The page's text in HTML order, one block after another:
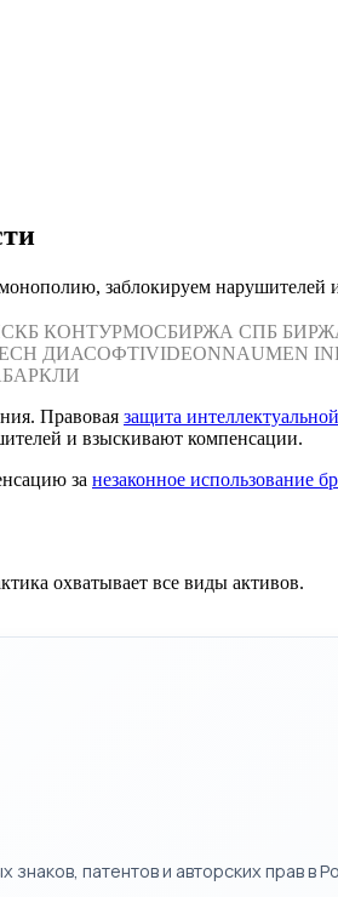
заблокируем нарушителей
СКБ КОНТУРМОСБИРЖА СПБ
ДИАСОФТIVIDEONNAUMEN
БАРКЛИ
Правовая защита
и взыскивают компенсации.
за незаконное использование
охватывает все виды активов.
патентов и авторских прав в